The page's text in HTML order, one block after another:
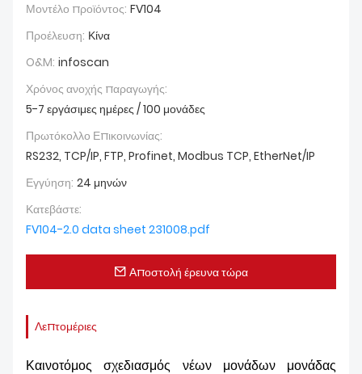
Μοντέλο προϊόντος: FV104
Προέλευση: Κίνα
O&M: infoscan
Χρόνος ανοχής παραγωγής:
5-7 εργάσιμες ημέρες / 100 μονάδες
Πρωτόκολλο Επικοινωνίας:
RS232, TCP/IP, FTP, Profinet, Modbus TCP, EtherNet/IP
Εγγύηση: 24 μηνών
Κατεβάστε:
FV104-2.0 data sheet 231008.pdf
Αποστολή έρευνα τώρα
Λεπτομέριες
Καινοτόμος σχεδιασμός νέων μονάδων μονάδας